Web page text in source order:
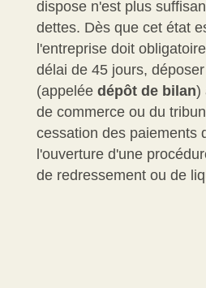
dispose n'est plus
dettes. Dès que cet état
l'entreprise doit
délai de 45 jours,
(appelée dépôt de bilan)
de commerce ou du
cessation des paiements
l'ouverture d'une
de redressement ou de